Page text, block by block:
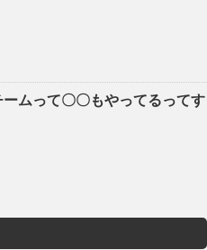
ームって〇〇もやってるってす